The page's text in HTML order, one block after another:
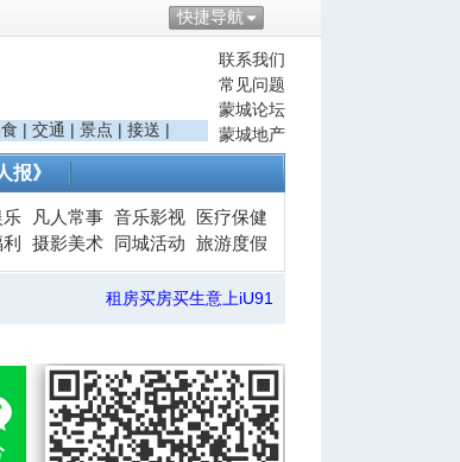
快捷导航
联系我们
常见问题
蒙城论坛
蒙城地产
| 交通 | 景点 | 接送 |
报》
乐 凡人常事 音乐影视
医疗保健
摄影美术 同城活动 旅游度假
租房买房买生意上iU91